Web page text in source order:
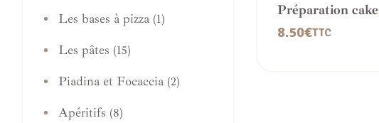
Préparation cake
choco/noisettes
8.50€TTC
Les bases à pizza (1)
Les pâtes (15)
Piadina et Focaccia (2)
Apéritifs (8)